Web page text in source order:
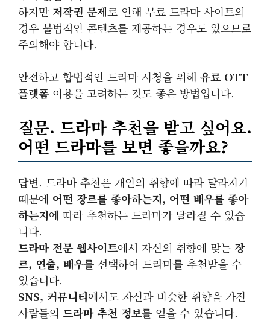
하지만 저작권 문제로 인해 무료 드라마 사이트의
경우 불법적인 콘텐츠를 제공하는 경우도 있으므로
주의해야 합니다.
안전하고 합법적인 드라마 시청을 위해 유료 OTT
플랫폼이용을 고려하는 것도 좋은 방법입니다.
질문. 드라마 추천을 받고 싶어요.
어떤 드라마를 보면 좋을까요?
답변. 드라마 추천은 개인의 취향에 따라 달라지기
때문에 어떤 장르를 좋아하는지, 어떤 배우를 좋아
하는지에 따라 추천하는 드라마가 달라질 수 있습
니다.
드라마 전문 웹사이트에서 자신의 취향에 맞는 장
르, 연출, 배우를 선택하여 드라마를 추천받을 수
있습니다.
SNS, 커뮤니티에서도 자신과 비슷한 취향을 가진
사람들의 드라마 추천 정보를 얻을 수 있습니다.